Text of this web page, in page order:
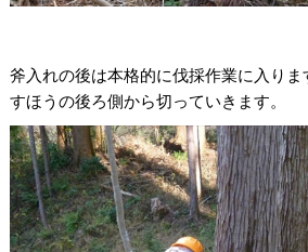
斧入れの後は本格的に伐採作業に入り
すほうの後ろ側から切っていきます。